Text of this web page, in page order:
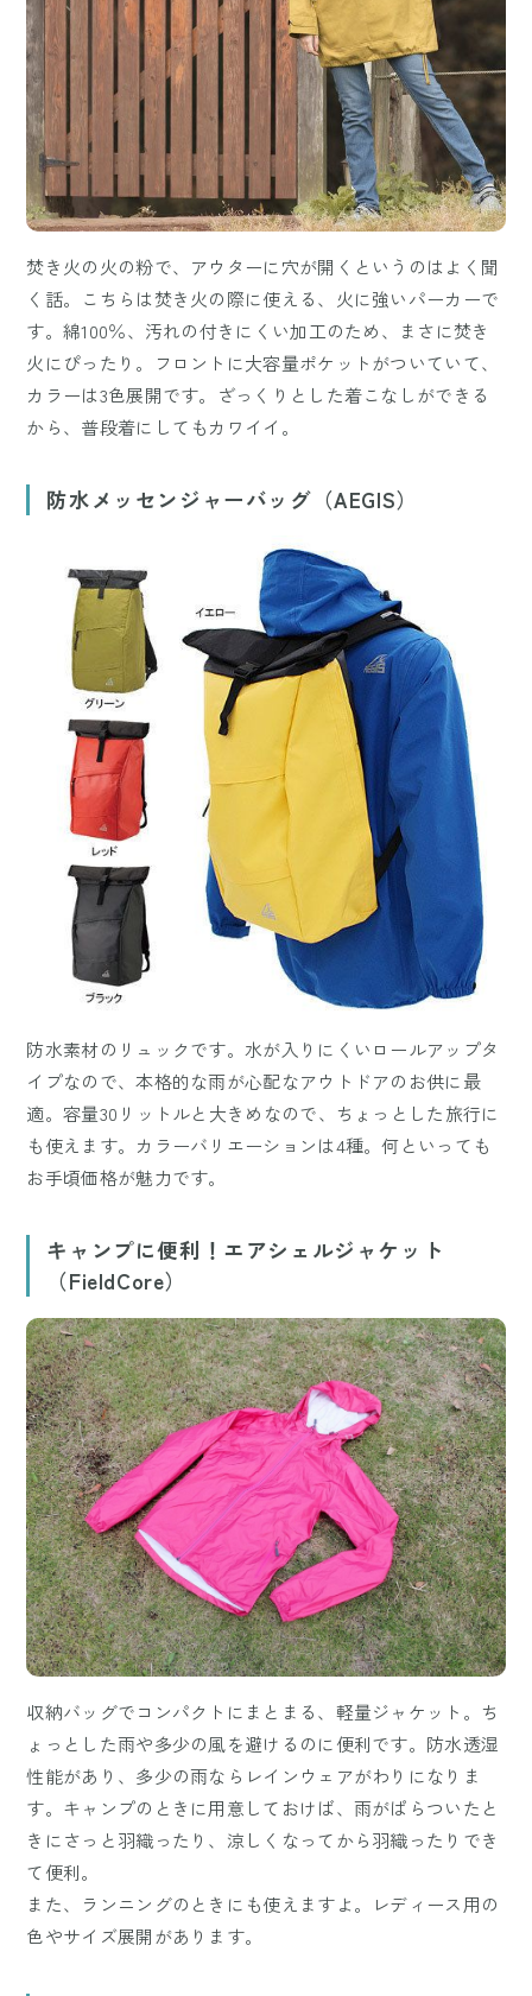
焚き火の火の粉で、アウターに穴が開くというのはよく聞
く話。こちらは焚き火の際に使える、火に強いパーカーで
す。綿100％、汚れの付きにくい加工のため、まさに焚き
火にぴったり。フロントに大容量ポケットがついていて、
カラーは3色展開です。ざっくりとした着こなしができる
から、普段着にしてもカワイイ。
防水メッセンジャーバッグ（AEGIS）
防水素材のリュックです。水が入りにくいロールアップタ
イプなので、本格的な雨が心配なアウトドアのお供に最
適。容量30リットルと大きめなので、ちょっとした旅行に
も使えます。カラーバリエーションは4種。何といっても
お手頃価格が魅力です。
キャンプに便利！エアシェルジャケット
（FieldCore）
収納バッグでコンパクトにまとまる、軽量ジャケット。ち
ょっとした雨や多少の風を避けるのに便利です。防水透湿
性能があり、多少の雨ならレインウェアがわりになりま
す。キャンプのときに用意しておけば、雨がぱらついたと
きにさっと羽織ったり、涼しくなってから羽織ったりでき
て便利。
また、ランニングのときにも使えますよ。レディース用の
色やサイズ展開があります。